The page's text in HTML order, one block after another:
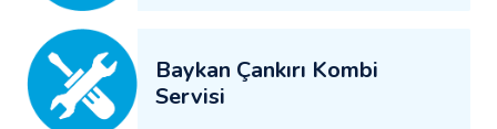
Baykan Çankırı Kombi
Servisi